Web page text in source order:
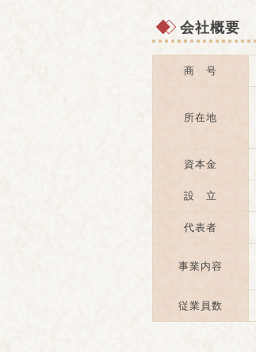
会社概要
商 号
所在地
資本金
設 立
代表者
事業内容
従業員数